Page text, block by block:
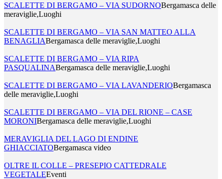
SCALETTE DI BERGAMO – VIA SUDORNOBergamasca delle
meraviglie,Luoghi
SCALETTE DI BERGAMO – VIA SAN MATTEO ALLA
BENAGLIABergamasca delle meraviglie,Luoghi
SCALETTE DI BERGAMO – VIA RIPA
PASQUALINABergamasca delle meraviglie,Luoghi
SCALETTE DI BERGAMO – VIA LAVANDERIOBergamasca
delle meraviglie,Luoghi
SCALETTE DI BERGAMO – VIA DEL RIONE – CASE
MORONIBergamasca delle meraviglie,Luoghi
MERAVIGLIA DEL LAGO DI ENDINE
GHIACCIATOBergamasca video
OLTRE IL COLLE – PRESEPIO CATTEDRALE
VEGETALEEventi